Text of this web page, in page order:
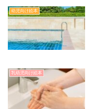
幼児向け絵本
乳幼児向け絵本